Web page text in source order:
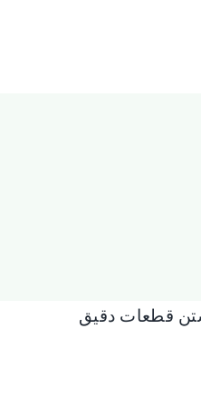
قطعات دقیق